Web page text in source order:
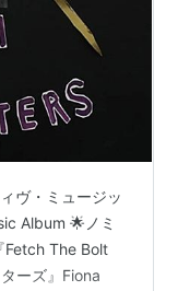
ヴ・ミュージッ
Album 🌟ノミ
Fetch The Bolt
ーズ』Fiona